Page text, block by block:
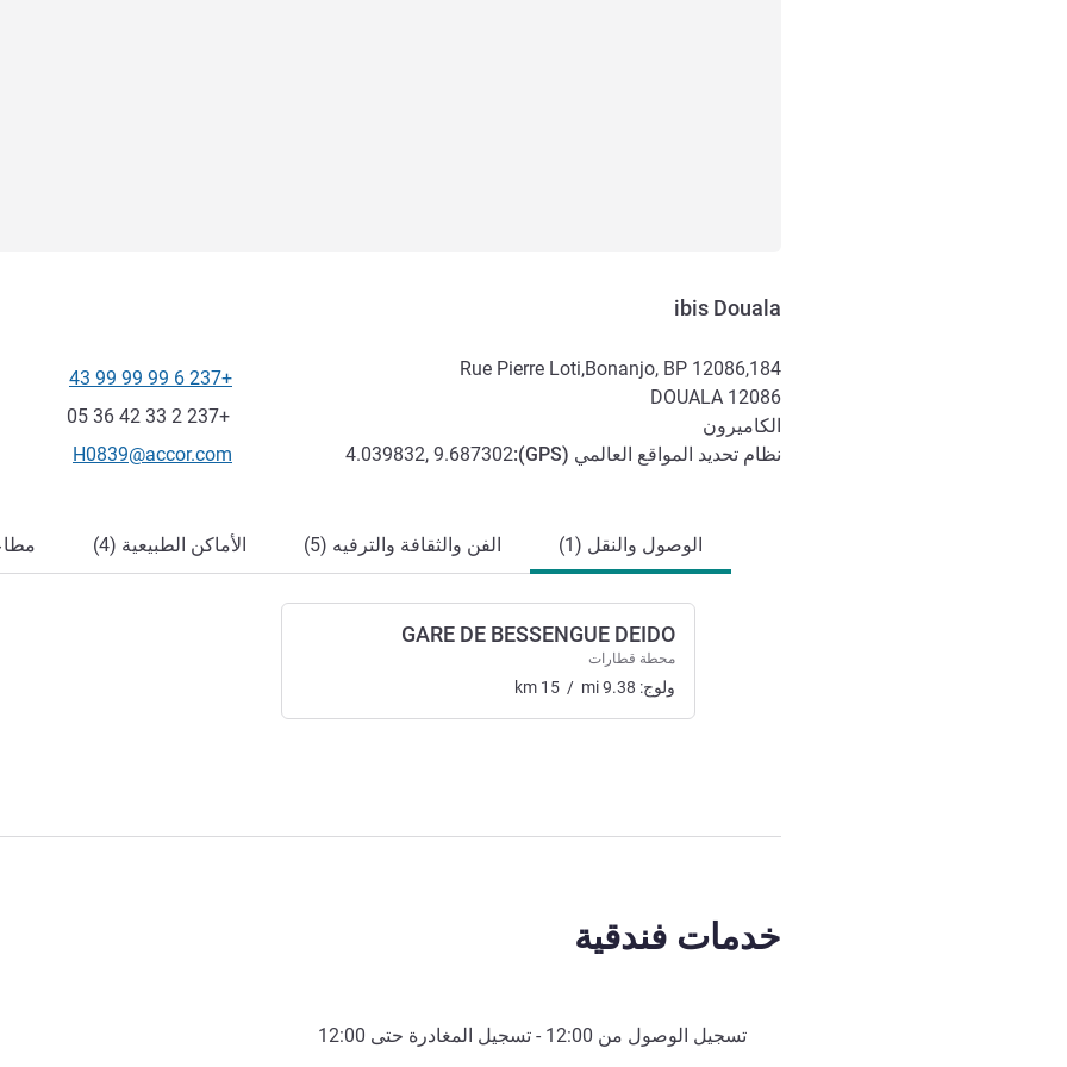
ibis Douala
184,Rue Pierre Loti,Bonanjo, BP 12086
12086
DOUALA
الكاميرون
نظام تحديد المواقع العالمي (GPS
):
4.039832, 9.687302
الهاتف
+237 6 99 99 99 43
فاكس
+237 2 33 42 36 05
تواصل معنا عبر البريد
H0839@accor.com
الوصول والنقل (1) الفن والثقافة والترفيه (5) الأماكن الطبيعية (4)
GARE DE BESSENGUE DEIDO
محطة قطارات
ولوج: km 15 / mi9.38
خدمات فندقية
تسجيل الوصول من 12:00 - تسجيل المغادرة حتى 12:00